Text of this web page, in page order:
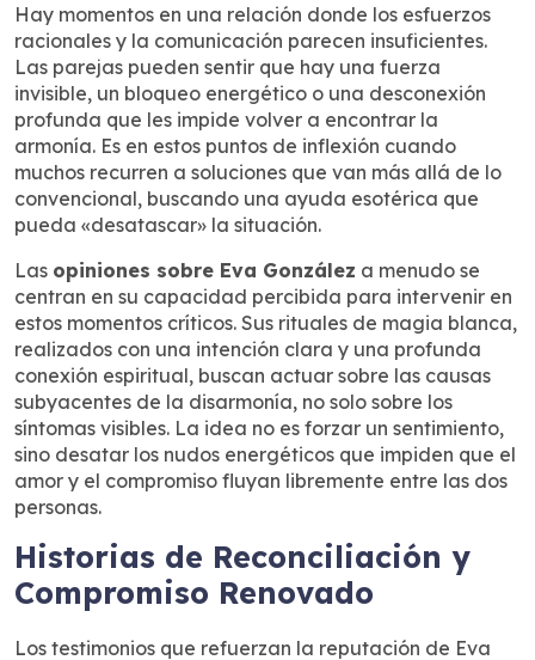
Hay momentos en una relación donde los esfuerzos
racionales y la comunicación parecen insuficientes.
Las parejas pueden sentir que hay una fuerza
invisible, un bloqueo energético o una desconexión
profunda que les impide volver a encontrar la
armonía. Es en estos puntos de inflexión cuando
muchos recurren a soluciones que van más allá de lo
convencional, buscando una ayuda esotérica que
pueda «desatascar» la situación.
Las opiniones sobre Eva González a menudo se
centran en su capacidad percibida para intervenir en
estos momentos críticos. Sus rituales de magia blanca,
realizados con una intención clara y una profunda
conexión espiritual, buscan actuar sobre las causas
subyacentes de la disarmonía, no solo sobre los
síntomas visibles. La idea no es forzar un sentimiento,
sino desatar los nudos energéticos que impiden que el
amor y el compromiso fluyan libremente entre las dos
personas.
Historias de Reconciliación y
Compromiso Renovado
Los testimonios que refuerzan la reputación de Eva